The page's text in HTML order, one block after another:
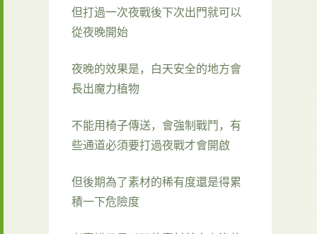
但打過一次夜戰後下次出門就可以
從夜晚開始
夜晚的效果是，白天安全的地方會
長出魔力植物
不能用椅子傳送，會強制戰鬥，有
些通道必須要打過夜戰才會開啟
但後期為了素材的稀有度還是得累
積一下危險度